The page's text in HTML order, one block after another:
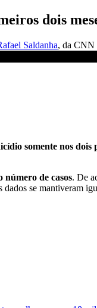
dois
Saldanha, da CNN
somente nos dois
de casos. De
se mantiveram